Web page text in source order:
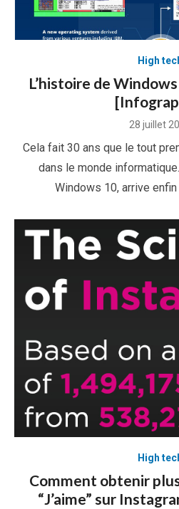
High
L’histoire de
Posted
28 juillet
Cela fait 30 ans que le tout
dans le monde
Windows 10, arrive
High
Comment obtenir
“J’aime” sur